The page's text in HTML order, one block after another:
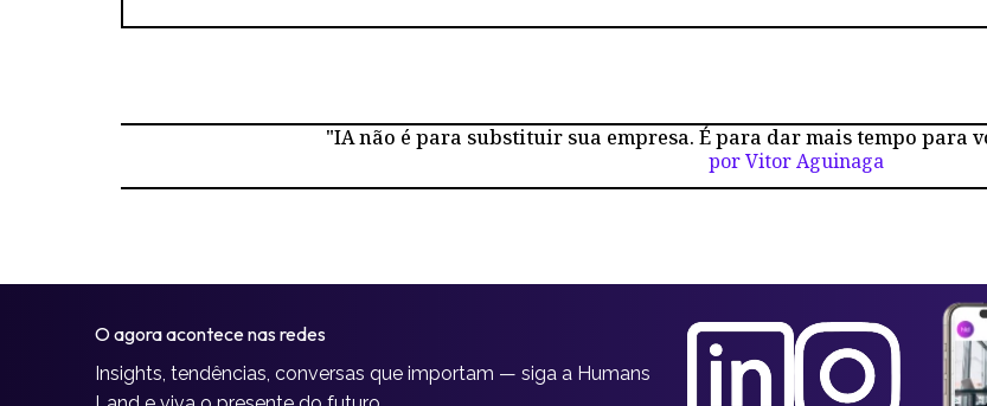
"IA não é para substituir sua empresa. É para dar mais tempo para
por Vitor Aguinaga
O agora acontece nas redes
Insights, tendências, conversas que importam — siga a Humans